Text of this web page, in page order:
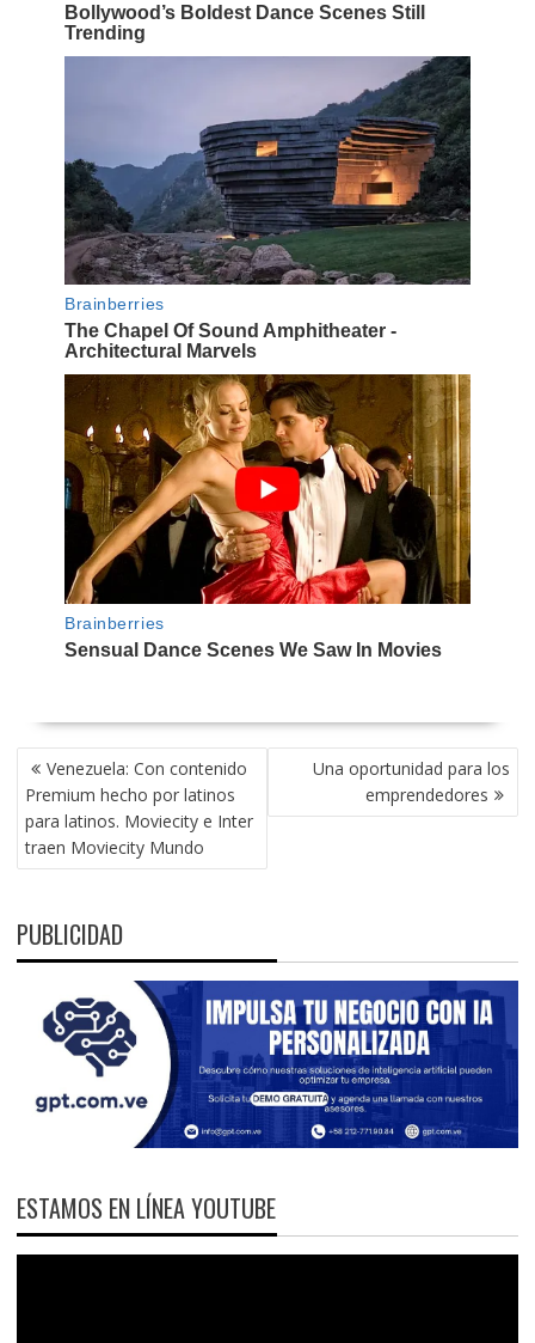
NAVEGACIÓN
DE
ENTRADAS
Venezuela: Con contenido
Premium hecho por latinos
para latinos. Moviecity e Inter
traen Moviecity Mundo
Una oportunidad para los
emprendedores
PUBLICIDAD
ESTAMOS EN LÍNEA YOUTUBE